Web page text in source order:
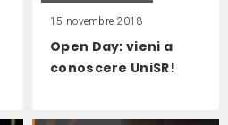
15 novembre 2018
Open Day: vieni a
conoscere UniSR!